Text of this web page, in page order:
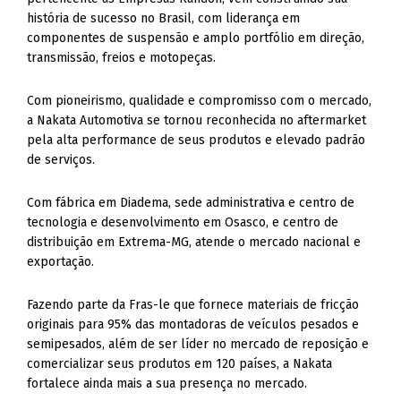
história de sucesso no Brasil, com liderança em
componentes de suspensão e amplo portfólio em direção,
transmissão, freios e motopeças.
Com pioneirismo, qualidade e compromisso com o mercado,
a Nakata Automotiva se tornou reconhecida no aftermarket
pela alta performance de seus produtos e elevado padrão
de serviços.
Com fábrica em Diadema, sede administrativa e centro de
tecnologia e desenvolvimento em Osasco, e centro de
distribuição em Extrema-MG, atende o mercado nacional e
exportação.
Fazendo parte da Fras-le que fornece materiais de fricção
originais para 95% das montadoras de veículos pesados e
semipesados, além de ser líder no mercado de reposição e
comercializar seus produtos em 120 países, a Nakata
fortalece ainda mais a sua presença no mercado.